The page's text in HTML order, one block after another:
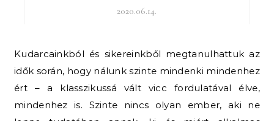
2020.06.14.
Kudarcainkból és sikereinkből megtanulhattuk az
idők során, hogy nálunk szinte mindenki mindenhez
ért – a klasszikussá vált vicc fordulatával élve,
mindenhez is. Szinte nincs olyan ember, aki ne